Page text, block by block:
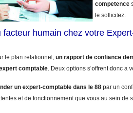
competence
le sollicitez.
facteur humain chez votre
le plan relationnel, un rapport de confiance
comptable. Deux options s’offrent donc a
un expert-comptable dans le 88 par un
et de fonctionnement que vous au sein de